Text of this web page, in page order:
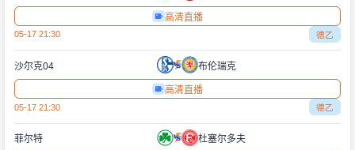
高清直播
05-17 21:30 德乙
沙尔克04 布伦瑞克
高清直播
05-17 21:30 德乙
菲尔特 杜塞尔多夫